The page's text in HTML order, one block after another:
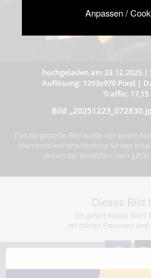
Anpassen /
hochgeladen am 23.12.2025|
Auflösung: 1293x970 Pixel |
Traffic: 17,15
Bild
Das dargestellte Bild wurde von einem
übernimmt keinerlei Haftung für den
jedoch bei Verstößen nach §2(3)
Dieses Bild
Dir gefällt dieses Bild?
mit deinen Freunden und